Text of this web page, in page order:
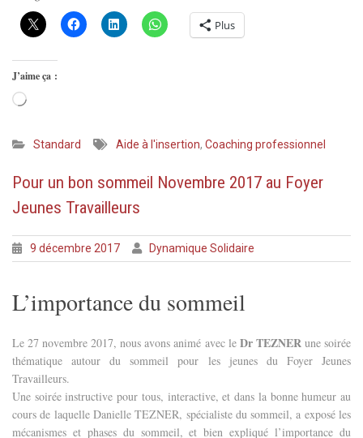
Plus
J’aime ça :
Chargement…
Standard Aide à l'insertion, Coaching professionnel
Pour un bon sommeil Novembre 2017 au Foyer
Jeunes Travailleurs
9 décembre 2017 Dynamique Solidaire
L’importance du sommeil
Le 27 novembre 2017, nous avons animé avec le Dr TEZNERune soirée
thématique autour du sommeil pour les jeunes du Foyer Jeunes
Travailleurs.
Une soirée instructive pour tous, interactive, et dans la bonne humeur au
cours de laquelle Danielle TEZNER, spécialiste du sommeil, a exposé les
mécanismes et phases du sommeil, et bien expliqué l’importance du